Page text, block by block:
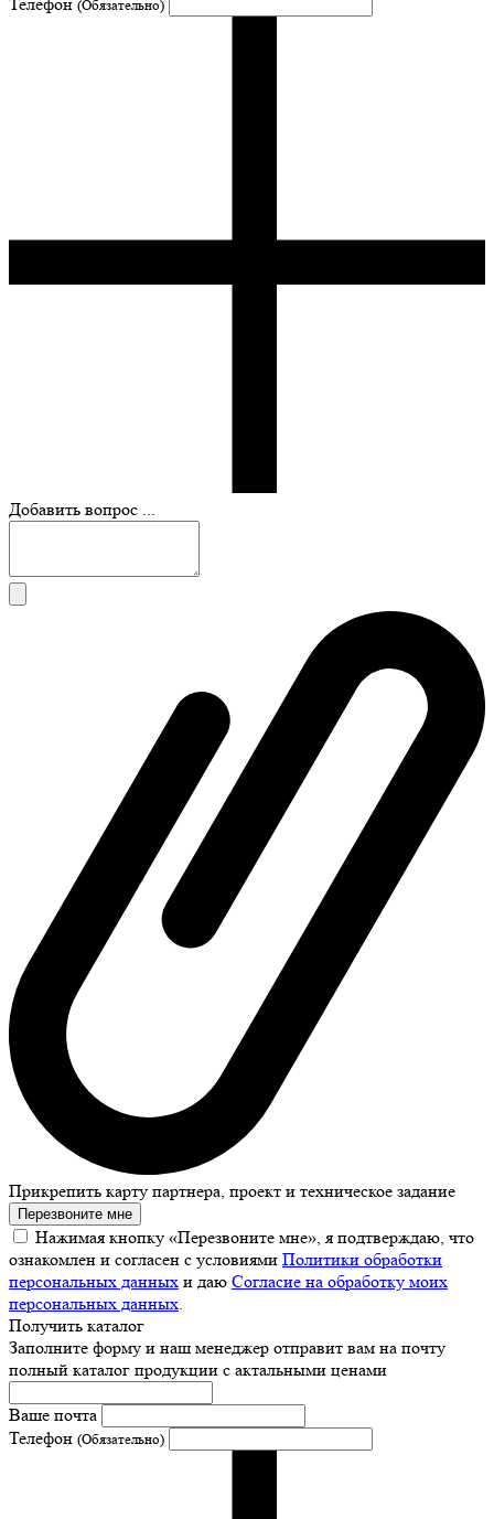
(Обязательно)
Добавить вопрос ...
Прикрепить карту партнера, проект и техническое задание
Перезвоните мне
Нажимая кнопку «Перезвоните мне», я подтверждаю, что
ознакомлен и согласен с условиями Политики обработки
персональных данных и даю Согласие на обработку моих
персональных данных
Получить каталог
Заполните форму и наш менеджер отправит вам на почту
полный каталог продукции с актальными ценами
Ваше почта
Телефон (Обязательно)